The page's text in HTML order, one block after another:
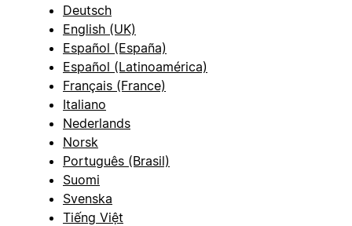
Deutsch
English (UK)
Español (España)
Español (Latinoamérica)
Français (France)
Italiano
Nederlands
Norsk
Português (Brasil)
Suomi
Svenska
Tiếng Việt